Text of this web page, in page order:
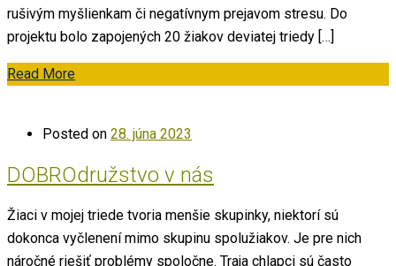
rušivým myšlienkam či negatívnym prejavom stresu. Do
projektu bolo zapojených 20 žiakov deviatej triedy […]
Read More
Posted on 28. júna 2023
DOBROdružstvo v nás
Žiaci v mojej triede tvoria menšie skupinky, niektorí sú
dokonca vyčlenení mimo skupinu spolužiakov. Je pre nich
náročné riešiť problémy spoločne. Traja chlapci sú často